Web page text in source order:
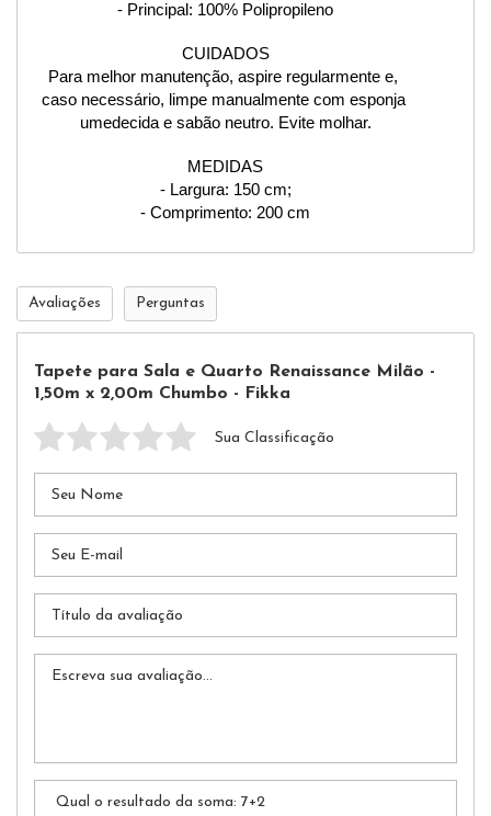
- Principal: 100% Polipropileno
CUIDADOS
Para melhor manutenção, aspire regularmente e,
caso necessário, limpe manualmente com esponja
umedecida e sabão neutro. Evite molhar.
MEDIDAS
- Largura: 150 cm;
- Comprimento: 200 cm
Avaliações Perguntas
Tapete para Sala e Quarto Renaissance Milão -
1,50m x 2,00m Chumbo - Fikka
Sua Classificação